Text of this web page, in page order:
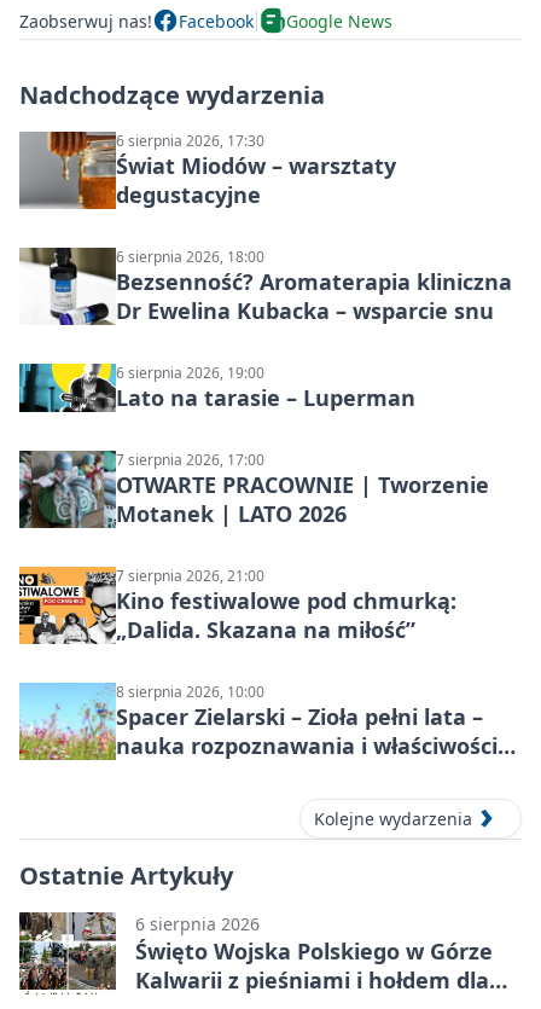
Zaobserwuj nas! Facebook Google News
Nadchodzące wydarzenia
6 sierpnia 2026, 17:30
Świat Miodów – warsztaty
degustacyjne
6 sierpnia 2026, 18:00
Bezsenność? Aromaterapia kliniczna
Dr Ewelina Kubacka – wsparcie snu
6 sierpnia 2026, 19:00
Lato na tarasie – Luperman
7 sierpnia 2026, 17:00
OTWARTE PRACOWNIE | Tworzenie
Motanek | LATO 2026
7 sierpnia 2026, 21:00
Kino festiwalowe pod chmurką:
„Dalida. Skazana na miłość”
8 sierpnia 2026, 10:00
Spacer Zielarski – Zioła pełni lata –
nauka rozpoznawania i właściwości
Kolejne wydarzenia
Ostatnie Artykuły
6 sierpnia 2026
Święto Wojska Polskiego w Górze
Kalwarii z pieśniami i hołdem dla